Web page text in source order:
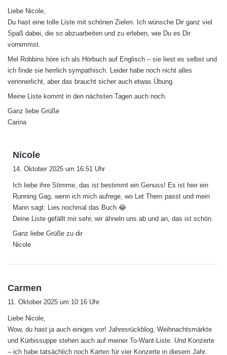
t
:
Liebe Nicole,
Du hast eine tolle Liste mit schönen Zielen. Ich wünsche Dir ganz viel
Spaß dabei, die so abzuarbeiten und zu erleben, wie Du es Dir
vornimmst.
Mel Robbins höre ich als Hörbuch auf Englisch – sie liest es selbst und
ich finde sie herrlich sympathisch. Leider habe noch nicht alles
verinnerlicht, aber das braucht sicher auch etwas Übung.
Meine Liste kommt in den nächsten Tagen auch noch.
Ganz liebe Grüße
Carina
Nicole
t
:
14. Oktober 2025 um 16:51 Uhr
Ich liebe ihre Stimme, das ist bestimmt ein Genuss! Es ist hier ein
Running Gag, wenn ich mich aufrege, wo Let Them passt und mein
Mann sagt: Lies nochmal das Buch 😂
Deine Liste gefällt mir sehr, wir ähneln uns ab und an, das ist schön.
Ganz liebe Grüße zu dir
Nicole
Carmen
t
:
11. Oktober 2025 um 10:16 Uhr
Liebe Nicole,
Wow, du hast ja auch einiges vor! Jahresrückblog, Weihnachtsmärkte
und Kürbissuppe stehen auch auf meiner To-Want-Liste. Und Konzerte
– ich habe tatsächlich noch Karten für vier Konzerte in diesem Jahr.